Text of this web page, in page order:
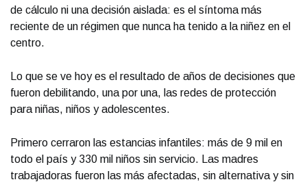
de cálculo ni una decisión aislada: es el síntoma más
reciente de un régimen que nunca ha tenido a la niñez en el
centro.
Lo que se ve hoy es el resultado de años de decisiones que
fueron debilitando, una por una, las redes de protección
para niñas, niños y adolescentes.
Primero cerraron las estancias infantiles: más de 9 mil en
todo el país y 330 mil niños sin servicio. Las madres
trabajadoras fueron las más afectadas, sin alternativa y sin